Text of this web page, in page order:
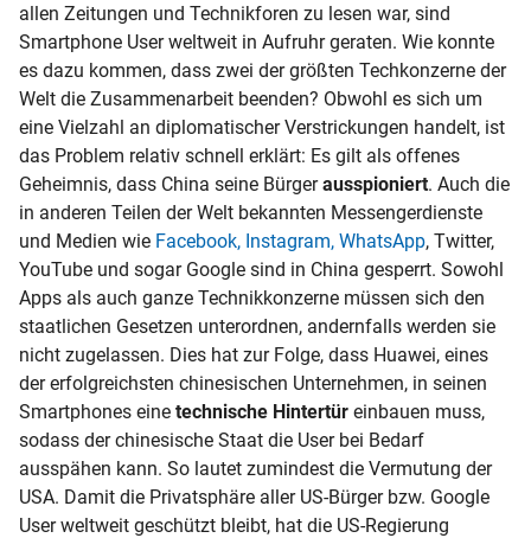
allen Zeitungen und Technikforen zu lesen war, sind
Smartphone User weltweit in Aufruhr geraten. Wie konnte
es dazu kommen, dass zwei der größten Techkonzerne der
Welt die Zusammenarbeit beenden? Obwohl es sich um
eine Vielzahl an diplomatischer Verstrickungen handelt, ist
das Problem relativ schnell erklärt: Es gilt als offenes
Geheimnis, dass China seine Bürger ausspioniert. Auch die
in anderen Teilen der Welt bekannten Messengerdienste
und Medien wie Facebook, Instagram, WhatsApp, Twitter,
YouTube und sogar Google sind in China gesperrt. Sowohl
Apps als auch ganze Technikkonzerne müssen sich den
staatlichen Gesetzen unterordnen, andernfalls werden sie
nicht zugelassen. Dies hat zur Folge, dass Huawei, eines
der erfolgreichsten chinesischen Unternehmen, in seinen
Smartphones eine technische Hintertür einbauen muss,
sodass der chinesische Staat die User bei Bedarf
ausspähen kann. So lautet zumindest die Vermutung der
USA. Damit die Privatsphäre aller US-Bürger bzw. Google
User weltweit geschützt bleibt, hat die US-Regierung